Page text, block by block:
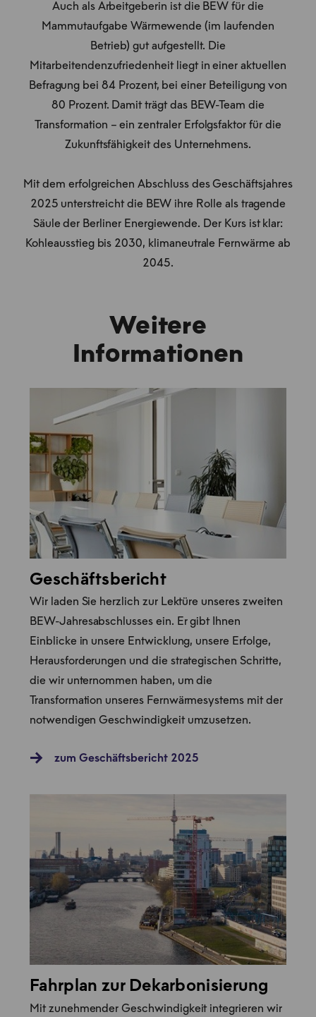
Auch als Arbeitgeberin ist die BEW für die
Mammutaufgabe Wärmewende (im laufenden
Betrieb) gut aufgestellt. Die
Mitarbeitendenzufriedenheit liegt in einer aktuellen
Befragung bei 84 Prozent, bei einer Beteiligung von
80 Prozent. Damit trägt das BEW-Team die
Transformation – ein zentraler Erfolgsfaktor für die
Zukunftsfähigkeit des Unternehmens.
Mit dem erfolgreichen Abschluss des Geschäftsjahres
2025 unterstreicht die BEW ihre Rolle als tragende
Säule der Berliner Energiewende. Der Kurs ist klar:
Kohleausstieg bis 2030, klimaneutrale Fernwärme ab
2045.
Weitere
Informationen
Geschäftsbericht
Wir laden Sie herzlich zur Lektüre unseres zweiten
BEW-Jahresabschlusses ein. Er gibt Ihnen
Einblicke in unsere Entwicklung, unsere Erfolge,
Herausforde­rungen und die strategischen Schritte,
die wir unter­nommen haben, um die
Transformation unseres Fernwärmesystems mit der
notwendigen Geschwin­digkeit umzusetzen.
zum Geschäftsbericht 2025
Fahrplan zur Dekarbonisierung
Mit zunehmender Geschwindigkeit integrieren wir